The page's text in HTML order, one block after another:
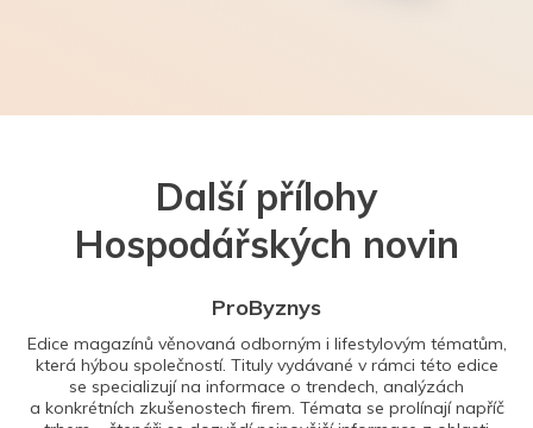
Další přílohy
Hospodářských novin
ProByznys
Edice magazínů věnovaná odborným i lifestylovým tématům,
která hýbou společností. Tituly vydávané v rámci této edice
se specializují na informace o trendech, analýzách
a konkrétních zkušenostech firem. Témata se prolínají napříč